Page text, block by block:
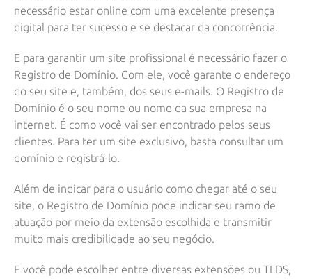
necessário estar online com uma excelente presença
digital para ter sucesso e se destacar da concorrência.
E para garantir um site profissional é necessário fazer o
Registro de Domínio. Com ele, você garante o endereço
do seu site e, também, dos seus e-mails. O Registro de
Domínio é o seu nome ou nome da sua empresa na
internet. É como você vai ser encontrado pelos seus
clientes. Para ter um site exclusivo, basta consultar um
domínio e registrá-lo.
Além de indicar para o usuário como chegar até o seu
site, o Registro de Domínio pode indicar seu ramo de
atuação por meio da extensão escolhida e transmitir
muito mais credibilidade ao seu negócio.
E você pode escolher entre diversas extensões ou TLDS,